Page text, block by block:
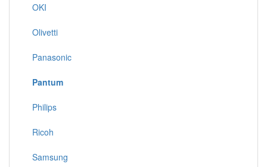
OKI
Olivetti
Panasonic
Pantum
Philips
Ricoh
Samsung